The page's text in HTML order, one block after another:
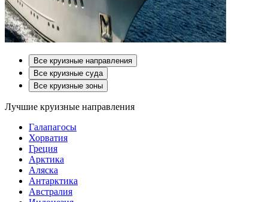
Все круизные направления
Все круизные суда
Все круизные зоны
Лучшие круизные направления
Галапагосы
Хорватия
Греция
Арктика
Аляска
Антарктика
Австралия